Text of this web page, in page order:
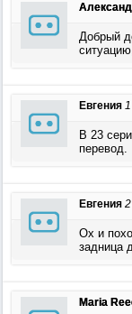
Добрый
Евгения
В 23
перевод.
Евгения
Ох и
задница
Maria